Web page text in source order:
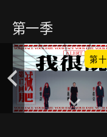
第一季
第